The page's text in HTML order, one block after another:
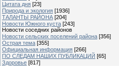
Цитата дня [23]
Природа и экология [1936]
ТАЛАНТЫ РАЙОНА [204]
Новости Южного куста [243]
Новости соседних районов
Новости сельских поселений района [356]
Острая тема [355]
Официальная информация [266]
ПО СЛЕДАМ НАШИХ ПУБЛИКАЦИЙ [65]
Здоровье [817]